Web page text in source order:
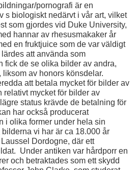
pornografi är en
s biologiskt nedärvt i vår art, vilket
som gjordes vid Duke University,
hannar av rhesusmakaker år
en fruktjuice som de var väldigt
att använda som
fick de se olika bilder av andra,
liksom av honors könsdelar.
att betala mycket för bilder av
relativt mycket för bilder av
status krävde de betalning för
har också producerat
i olika former under hela sin
vi har är ca 18.000 år
Dordogne, där ett
Under antiken var hårdporr en
och betraktades som ett skydd